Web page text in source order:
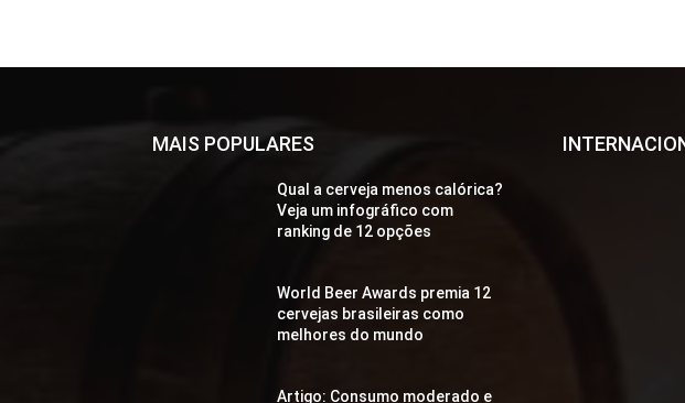
MAIS POPULARES
Qual a cerveja menos calórica?
Veja um infográfico com
ranking de 12 opções
World Beer Awards premia 12
cervejas brasileiras como
melhores do mundo
Artigo: Consumo moderado e